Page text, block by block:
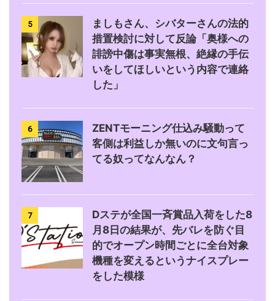
5
ましもさん、シバターさんの法的
措置検討に対して反論「奥様への
誹謗中傷は事実無根、絶縁の手伝
いをしてほしいという内容で連絡
した」
6
ZENTモーニング仕込み騒動って
客側は利益しか無いのに文句言っ
てる奴ってなんなん？
7
Dステが全国一斉賞品入荷をした8
月8日の結果が、先バレを防ぐ目
的でオープン時間ごとに全台対象
機種を変えるというナイスプレー
をした模様